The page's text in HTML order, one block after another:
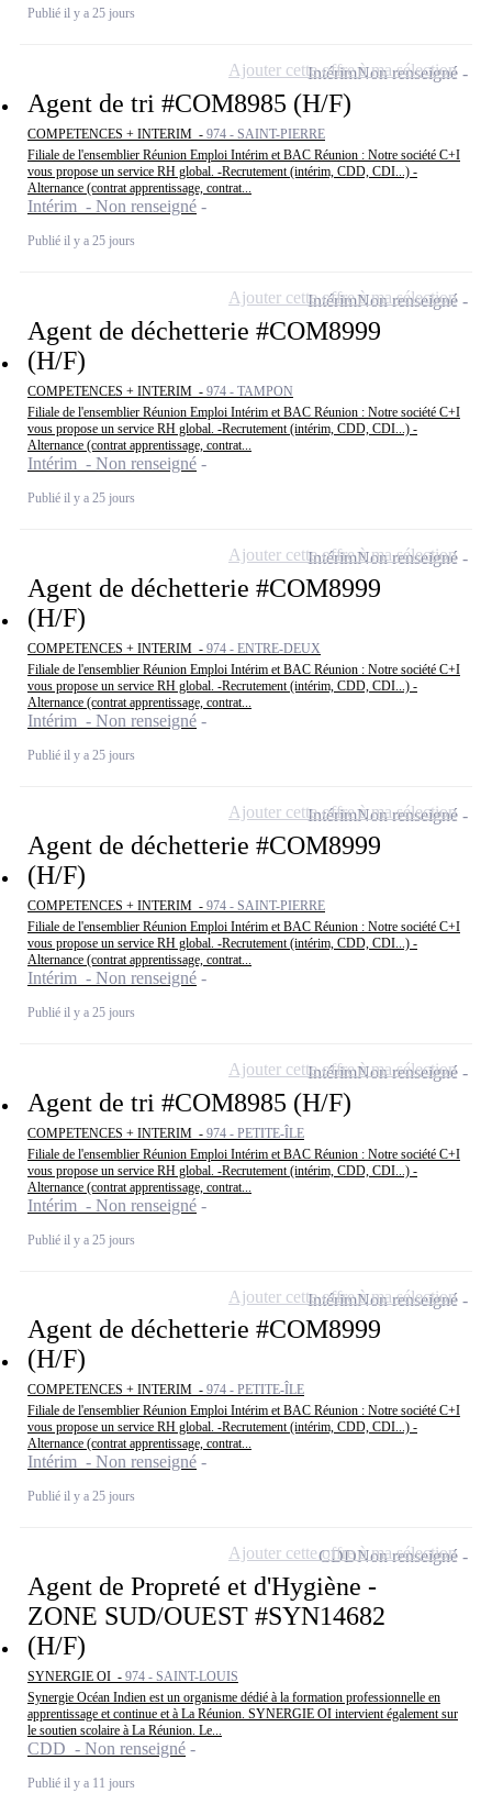
Publié il y a 25 jours
Agent de tri #COM8985 (H/F)
COMPETENCES + INTERIM - 974 - SAINT-PIERRE
Filiale de l'ensemblier Réunion Emploi Intérim et BAC Réunion : Notre société C+I
vous propose un service RH global. -Recrutement (intérim, CDD, CDI...) -
Alternance (contrat apprentissage, contrat...
Intérim - Non renseigné
Publié il y a 25 jours
IntérimNon renseigné
Ajouter cette offre à ma sélection
Agent de déchetterie #COM8999
(H/F)
COMPETENCES + INTERIM - 974 - TAMPON
Filiale de l'ensemblier Réunion Emploi Intérim et BAC Réunion : Notre société C+I
vous propose un service RH global. -Recrutement (intérim, CDD, CDI...) -
Alternance (contrat apprentissage, contrat...
Intérim - Non renseigné
Publié il y a 25 jours
IntérimNon renseigné
Ajouter cette offre à ma sélection
Agent de déchetterie #COM8999
(H/F)
COMPETENCES + INTERIM - 974 - ENTRE-DEUX
Filiale de l'ensemblier Réunion Emploi Intérim et BAC Réunion : Notre société C+I
vous propose un service RH global. -Recrutement (intérim, CDD, CDI...) -
Alternance (contrat apprentissage, contrat...
Intérim - Non renseigné
Publié il y a 25 jours
IntérimNon renseigné
Ajouter cette offre à ma sélection
Agent de déchetterie #COM8999
(H/F)
COMPETENCES + INTERIM - 974 - SAINT-PIERRE
Filiale de l'ensemblier Réunion Emploi Intérim et BAC Réunion : Notre société C+I
vous propose un service RH global. -Recrutement (intérim, CDD, CDI...) -
Alternance (contrat apprentissage, contrat...
Intérim - Non renseigné
Publié il y a 25 jours
IntérimNon renseigné
Ajouter cette offre à ma sélection
Agent de tri #COM8985 (H/F)
COMPETENCES + INTERIM - 974 - PETITE-ÎLE
Filiale de l'ensemblier Réunion Emploi Intérim et BAC Réunion : Notre société C+I
vous propose un service RH global. -Recrutement (intérim, CDD, CDI...) -
Alternance (contrat apprentissage, contrat...
Intérim - Non renseigné
Publié il y a 25 jours
IntérimNon renseigné
Ajouter cette offre à ma sélection
Agent de déchetterie #COM8999
(H/F)
COMPETENCES + INTERIM - 974 - PETITE-ÎLE
Filiale de l'ensemblier Réunion Emploi Intérim et BAC Réunion : Notre société C+I
vous propose un service RH global. -Recrutement (intérim, CDD, CDI...) -
Alternance (contrat apprentissage, contrat...
Intérim - Non renseigné
Publié il y a 25 jours
IntérimNon renseigné
Ajouter cette offre à ma sélection
Agent de Propreté et d'Hygiène -
ZONE SUD/OUEST #SYN14682
(H/F)
SYNERGIE OI - 974 - SAINT-LOUIS
Synergie Océan Indien est un organisme dédié à la formation professionnelle en
apprentissage et continue et à La Réunion. SYNERGIE OI intervient également sur
le soutien scolaire à La Réunion. Le...
CDD - Non renseigné
Publié il y a 11 jours
CDDNon renseigné
Ajouter cette offre à ma sélection